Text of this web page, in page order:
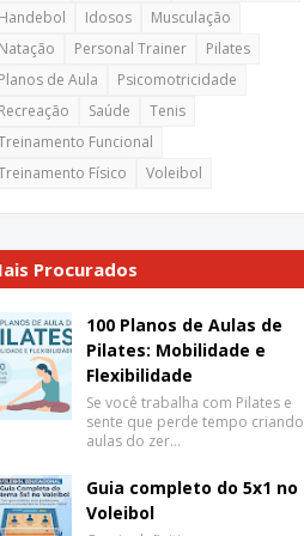
Idosos
Musculação
Personal Trainer
Pilates
de Aula
Psicomotricidade
Saúde
Tenis
Funcional
Físico
Voleibol
Procurados
100 Planos de Aulas de
Pilates: Mobilidade e
Flexibilidade
Se você trabalha com Pilates e
sente que perde tempo criando
aulas do zer…
Guia completo do 5x1 no
Voleibol